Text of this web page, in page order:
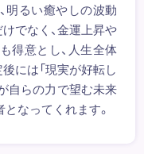
明るい癒やしの波動
でなく、金運上昇や
得意とし、人生全体
には「現実が好転し
自らの力で望む未来
なってくれます。